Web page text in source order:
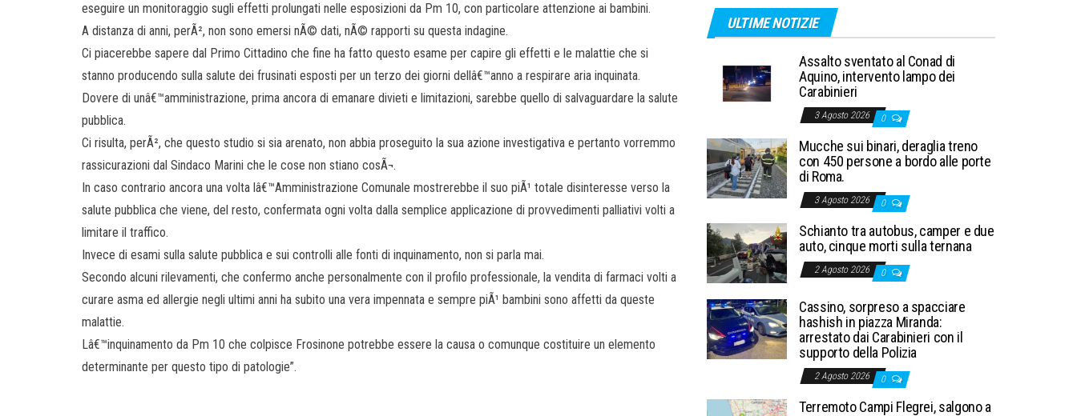
eseguire un monitoraggio sugli effetti prolungati nelle esposizioni da Pm 10, con particolare attenzione ai bambini.
A distanza di anni, perÃ², non sono emersi nÃ© dati, nÃ© rapporti su questa indagine.
Ci piacerebbe sapere dal Primo Cittadino che fine ha fatto questo esame per capire gli effetti e le malattie che si
stanno producendo sulla salute dei frusinati esposti per un terzo dei giorni dellâ€™anno a respirare aria inquinata.
Dovere di unâ€™amministrazione, prima ancora di emanare divieti e limitazioni, sarebbe quello di salvaguardare la salute
pubblica.
Ci risulta, perÃ², che questo studio si sia arenato, non abbia proseguito la sua azione investigativa e pertanto vorremmo
rassicurazioni dal Sindaco Marini che le cose non stiano cosÃ¬.
In caso contrario ancora una volta lâ€™Amministrazione Comunale mostrerebbe il suo piÃ¹ totale disinteresse verso la
salute pubblica che viene, del resto, confermata ogni volta dalla semplice applicazione di provvedimenti palliativi volti a
limitare il traffico.
Invece di esami sulla salute pubblica e sui controlli alle fonti di inquinamento, non si parla mai.
Secondo alcuni rilevamenti, che confermo anche personalmente con il profilo professionale, la vendita di farmaci volti a
curare asma ed allergie negli ultimi anni ha subito una vera impennata e sempre piÃ¹ bambini sono affetti da queste
malattie.
Lâ€™inquinamento da Pm 10 che colpisce Frosinone potrebbe essere la causa o comunque costituire un elemento
determinante per questo tipo di patologie”.
ULTIME NOTIZIE
Assalto sventato al Conad di
Aquino, intervento lampo dei
Carabinieri
3 Agosto 2026 0
Mucche sui binari, deraglia treno
con 450 persone a bordo alle porte
di Roma.
3 Agosto 2026 0
Schianto tra autobus, camper e due
auto, cinque morti sulla ternana
2 Agosto 2026 0
Cassino, sorpreso a spacciare
hashish in piazza Miranda:
arrestato dai Carabinieri con il
supporto della Polizia
2 Agosto 2026 0
Terremoto Campi Flegrei, salgono a